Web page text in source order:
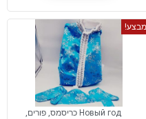
מבצע!
Новый год כריסמס ,פורים,